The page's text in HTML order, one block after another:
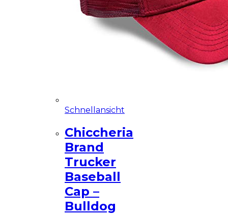
Schnellansicht
Chiccheria
Brand
Trucker
Baseball
Cap –
Bulldog
Demo Affiliate Website!